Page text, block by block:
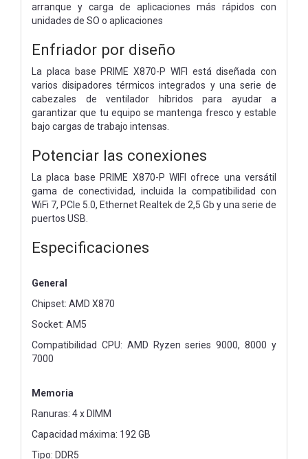
arranque y carga de aplicaciones más rápidos con
unidades de SO o aplicaciones
Enfriador por diseño
La placa base PRIME X870-P WIFI está diseñada con
varios disipadores térmicos integrados y una serie de
cabezales de ventilador híbridos para ayudar a
garantizar que tu equipo se mantenga fresco y estable
bajo cargas de trabajo intensas.
Potenciar las conexiones
La placa base PRIME X870-P WIFI ofrece una versátil
gama de conectividad, incluida la compatibilidad con
WiFi 7, PCIe 5.0, Ethernet Realtek de 2,5 Gb y una serie de
puertos USB.
Especificaciones
General
Chipset: AMD X870
Socket: AM5
Compatibilidad CPU: AMD Ryzen series 9000, 8000 y
7000
Memoria
Ranuras: 4 x DIMM
Capacidad máxima: 192 GB
Tipo: DDR5